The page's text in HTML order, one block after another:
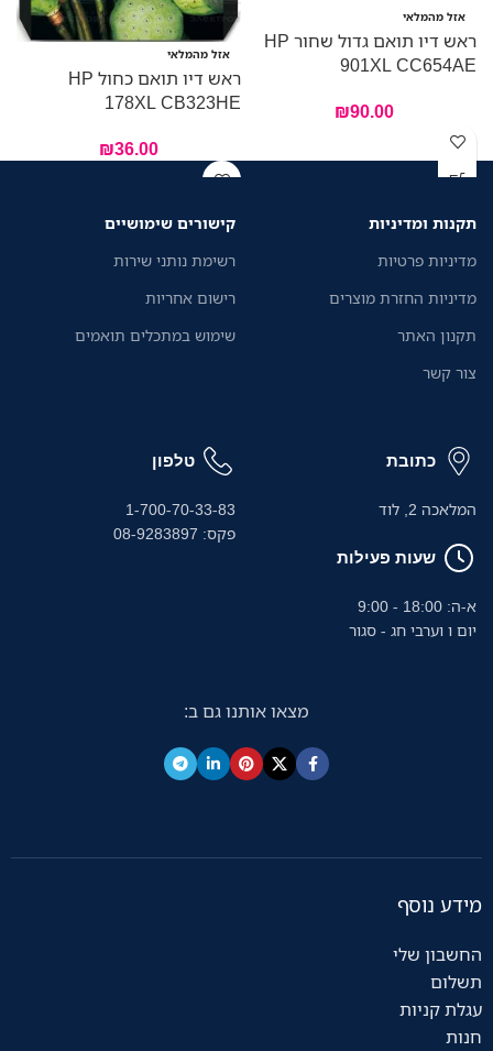
אזל מהמלאי
ראש דיו תואם גדול שחור HP
901XL CC654AE
₪90.00
אזל מהמלאי
ראש דיו תואם כחול HP
178XL CB323HE
₪36.00
תקנות ומדיניות
מדיניות פרטיות
מדיניות החזרת מוצרים
תקנון האתר
צור קשר
קישורים שימושיים
רשימת נותני שירות
רישום אחריות
שימוש במתכלים תואמים
כתובת
המלאכה 2, לוד
שעות פעילות
א-ה: 18:00 - 9:00
יום ו וערבי חג - סגור
טלפון
1-700-70-33-83
פקס: 08-9283897
מצאו אותנו גם ב:
מידע נוסף
החשבון שלי
תשלום
עגלת קניות
חנות